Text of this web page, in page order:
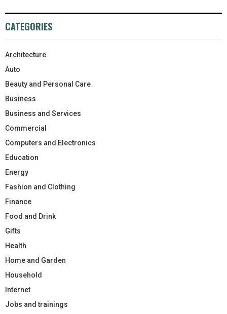
CATEGORIES
Architecture
Auto
Beauty and Personal Care
Business
Business and Services
Commercial
Computers and Electronics
Education
Energy
Fashion and Clothing
Finance
Food and Drink
Gifts
Health
Home and Garden
Household
Internet
Jobs and trainings